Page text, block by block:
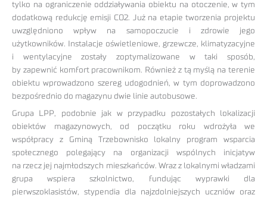
tylko na ograniczenie oddziaływania obiektu na otoczenie, w tym
dodatkową redukcję emisji CO2. Już na etapie tworzenia projektu
uwzględniono wpływ na samopoczucie i zdrowie jego
użytkowników. Instalacje oświetleniowe, grzewcze, klimatyzacyjne
i wentylacyjne zostały zoptymalizowane w taki sposób,
by zapewnić komfort pracownikom. Również z tą myślą na terenie
obiektu wprowadzono szereg udogodnień, w tym doprowadzono
bezpośrednio do magazynu dwie linie autobusowe.
Grupa LPP, podobnie jak w przypadku pozostałych lokalizacji
obiektów magazynowych, od początku roku wdrożyła we
współpracy z Gminą Trzebownisko lokalny program wsparcia
społecznego polegający na organizacji wspólnych inicjatyw
na rzecz jej najmłodszych mieszkańców. Wraz z lokalnymi władzami
grupa wspiera szkolnictwo, fundując wyprawki dla
pierwszoklasistów, stypendia dla najzdolniejszych uczniów oraz